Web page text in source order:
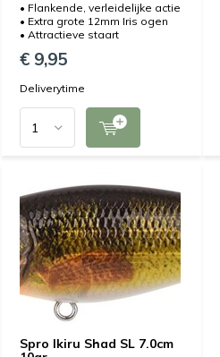
• Flankende, verleidelijke actie
• Extra grote 12mm Iris ogen
• Attractieve staart
€ 9,95
Deliverytime
Spro Ikiru Shad SL 7.0cm